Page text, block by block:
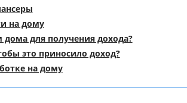
на дому
дома для получения дохода?
это приносило доход?
на дому